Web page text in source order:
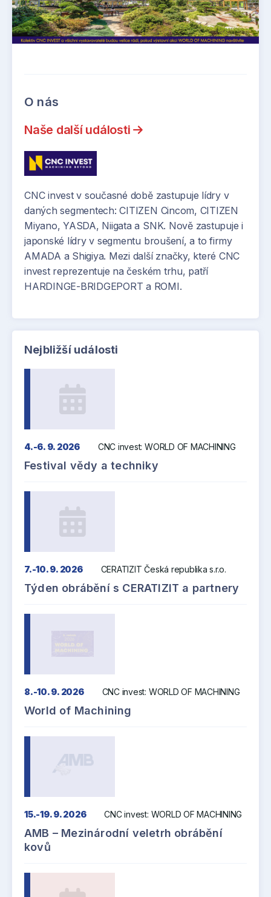
O nás
Naše další události
CNC invest v současné době zastupuje lídry v
daných segmentech: CITIZEN Cincom, CITIZEN
Miyano, YASDA, Niigata a SNK. Nově zastupuje i
japonské lídry v segmentu broušení, a to firmy
AMADA a Shigiya. Mezi další značky, které CNC
invest reprezentuje na českém trhu, patří
HARDINGE-BRIDGEPORT a ROMI.
Nejbližší události
4.-6. 9. 2026 CNC invest: WORLD OF MACHINING
Festival vědy a techniky
7.-10. 9. 2026 CERATIZIT Česká republika s.r.o.
Týden obrábění s CERATIZIT a partnery
8.-10. 9. 2026 CNC invest: WORLD OF MACHINING
World of Machining
15.-19. 9. 2026 CNC invest: WORLD OF MACHINING
AMB – Mezinárodní veletrh obrábění
kovů